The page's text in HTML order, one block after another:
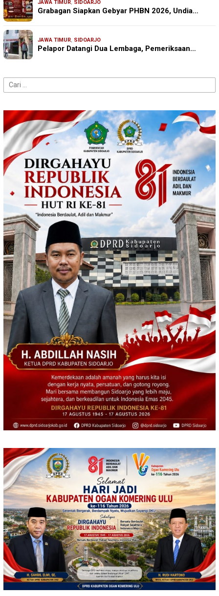
JAWA TIMUR, SIDOARJO
Grabagan Siapkan Gebyar PHBN 2026, Undia…
JAWA TIMUR, SIDOARJO
Pelapor Datangi Dua Lembaga, Pemeriksaan…
Cari
untuk: